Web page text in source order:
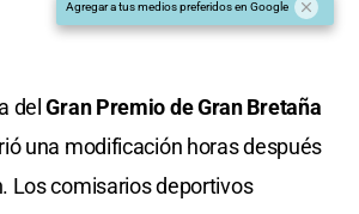
Agregar a tus medios preferidos en Google
delGran Premio de Gran Bretaña
una modificación horas después
Los comisarios deportivos